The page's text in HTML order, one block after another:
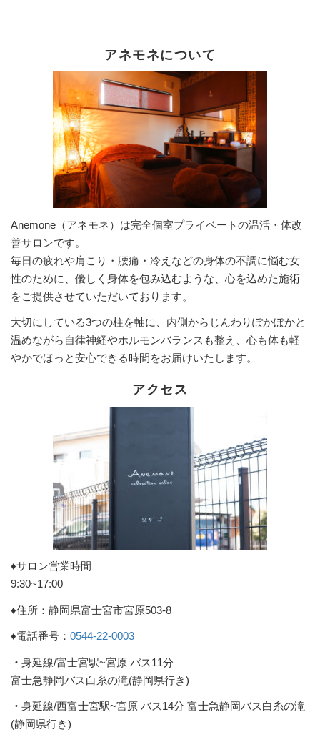
アネモネについて
Anemone（アネモネ）は完全個室プライベートの温活・体改
善サロンです。
毎日の疲れや肩こり・腰痛・冷えなどの身体の不調に悩む女
性のために、優しく身体を包み込むような、心を込めた施術
をご提供させていただいております。
大切にしている3つの柱を軸に、内側からじんわりぽかぽかと
温めながら自律神経やホルモンバランスも整え、心も体も軽
やかでほっと安心できる時間をお届けいたします。
アクセス
♦︎サロン営業時間
9:30~17:00
♦︎住所：静岡県富士宮市宮原503-8
♦︎電話番号： 0544-22-0003
・ 身延線/富士宮駅~宮原 バス11分
富士急静岡バス白糸の滝(静岡県行き)
・ 身延線/西富士宮駅~宮原 バス14分 富士急静岡バス白糸の滝
(静岡県行き)